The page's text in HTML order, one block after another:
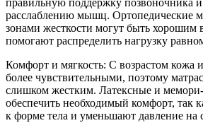
правильную поддержку позвоночника и
расслаблению мышц. Ортопедические
зонами жесткости могут быть хорошим
помогают распределить нагрузку
Комфорт и мягкость: С возрастом кожа
более чувствительными, поэтому
слишком жестким. Латексные и
обеспечить необходимый комфорт, так
к форме тела и уменьшают давление на